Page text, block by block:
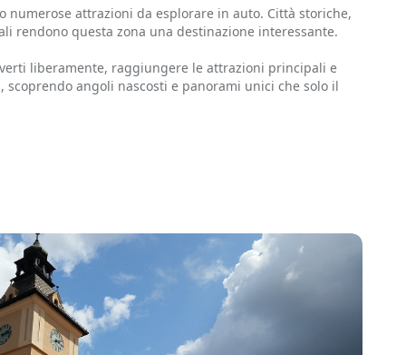
numerose attrazioni da esplorare in auto. Città storiche,
rendono questa zona una destinazione interessante.
liberamente, raggiungere le attrazioni principali e
angoli nascosti e panorami unici che solo il